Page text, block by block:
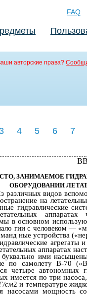
FAQ
авторские права?
3 4 5 6 7
ЗАНИМАЕМОЕ
ОБОРУДОВАНИИ
различных видов
на
гидравлические
аппаратах
в основном
гии с человеком —
ные устройства
агрегаты
аппаратах
буквально ими
по самолету В-70
четыре автономных
имеется по три
см2 и температуре
насосами мощность